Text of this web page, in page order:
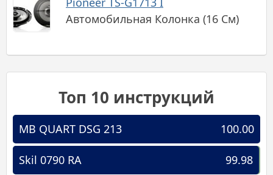
Автомобильная Колонка (16 См)
Топ 10 инструкций
100.00
MB QUART DSG 213
99.98
Skil 0790 RA